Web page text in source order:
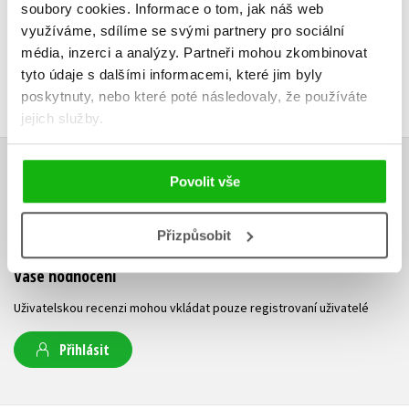
soubory cookies. Informace o tom, jak náš web
využíváme, sdílíme se svými partnery pro sociální
média, inzerci a analýzy. Partneři mohou zkombinovat
tyto údaje s dalšími informacemi, které jim byly
poskytnuty, nebo které poté následovaly, že používáte
jejich služby.
Povolit vše
Přizpůsobit
HODNOCENÍ ČTENÁŘŮ
V současné době nejsou vytvořena žádná uživatelská hodnocení.
Vaše hodnocení
Uživatelskou recenzi mohou vkládat pouze registrovaní uživatelé
Přihlásit